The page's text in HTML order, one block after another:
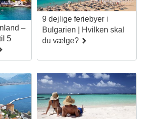
–
5
9 dejlige feriebyer i
Bulgarien | Hvilken skal
du vælge?